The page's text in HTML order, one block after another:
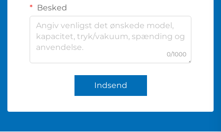
Besked
0/1000
Indsend